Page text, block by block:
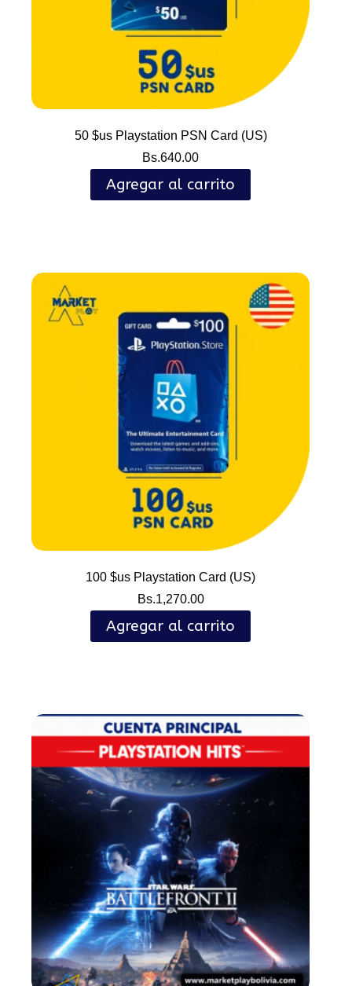
50 $us Playstation PSN Card (US)
Bs.640.00
Agregar al carrito
100 $us Playstation Card (US)
Bs.1,270.00
Agregar al carrito